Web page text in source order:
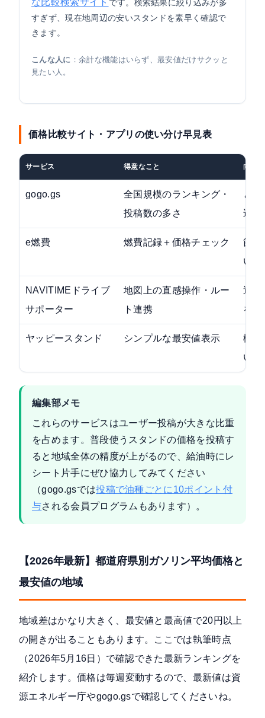
な比較検索サイト です。検索結果に絞り込みが多
すぎず、現在地周辺の安いスタンドを素早く確認で
きます。
こんな人に ：余計な機能はいらず、最安値だけサクッと
見たい人。
価格比較サイト・アプリの使い分け早見表
サービス 得意なこと 向い
gogo.gs
全国規模のランキング・
投稿数の多さ
と
込み
e燃費 燃費記録＋価格チェック
節約
い人
NAVITIMEドライブ
サポーター
地図上の直感操作・ルー
ト連携
運転
を
ヤッピースタンド シンプルな最安値表示
機能
いた
編集部メモ
これらのサービスはユーザー投稿が大きな比重
を占めます。普段使うスタンドの価格を投稿す
ると地域全体の精度が上がるので、給油時にレ
シート片手にぜひ協力してみてください
（gogo.gsでは投稿で油種ごとに10ポイント付
与される会員プログラムもあります）。
【2026年最新】都道府県別ガソリン平均価格と
最安値の地域
地域差はかなり大きく、最安値と最高値で20円以上
の開きが出ることもあります。ここでは執筆時点
（2026年5月16日）で確認できた最新ランキングを
紹介します。価格は毎週変動するので、最新値は資
源エネルギー庁やgogo.gsで確認してくださいね。